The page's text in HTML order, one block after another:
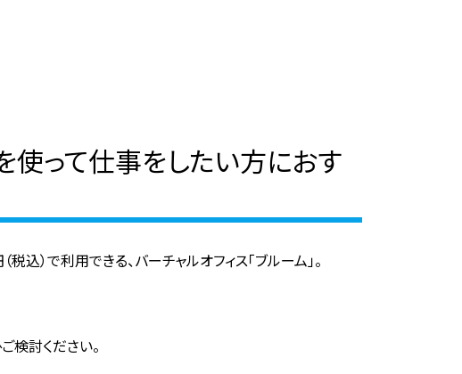
使って仕事をしたい方におす
）で利用できる、バーチャルオフィス「ブルーム」。
検討ください。